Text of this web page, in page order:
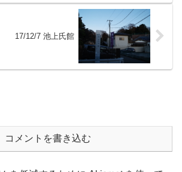
17/12/7 池上氏館
コメントを書き込む